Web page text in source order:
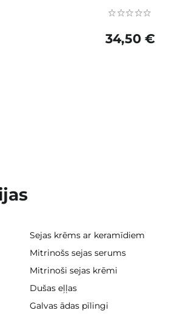
34,50 €
Sejas krēms ar keramīdiem
Mitrinošs sejas serums
Mitrinoši sejas krēmi
Dušas eļļas
Galvas ādas pīlingi